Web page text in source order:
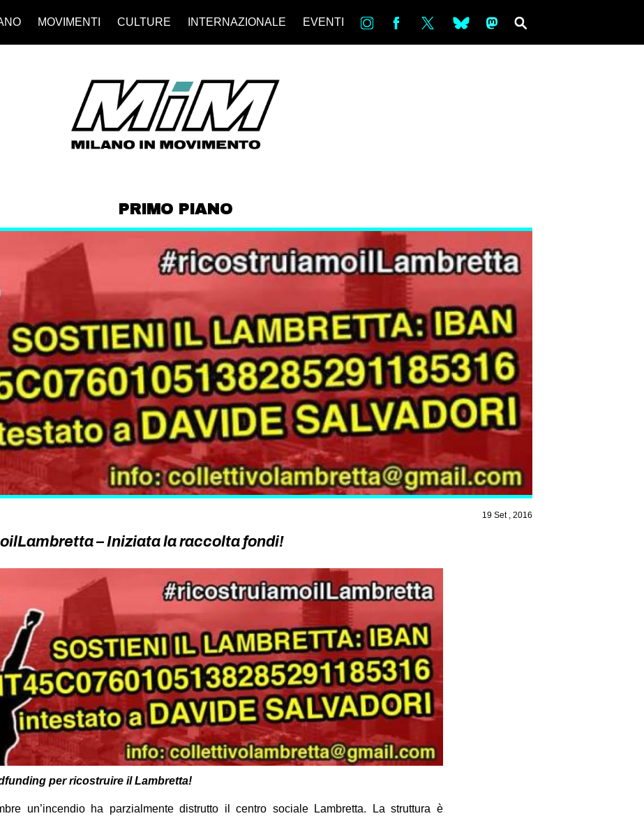
MOVIMENTI CULTURE INTERNAZIONALE EVENTI in bsky ms
PRIMO PIANO
19 Set , 2016
– Iniziata la raccolta fondi!
per ricostruire il Lambretta!
un’incendio ha parzialmente distrutto il centro sociale Lambretta. La struttura è